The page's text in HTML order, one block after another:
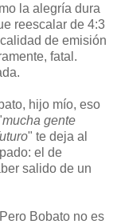
la alegría dura
reescalar de 4:3
de emisión
fatal.
hijo mío, eso
mucha gente
" te deja al
el de
salido de un
Pero Bobato no es